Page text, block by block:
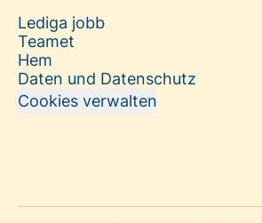
Lediga jobb
Teamet
Hem
Daten und Datenschutz
Cookies verwalten